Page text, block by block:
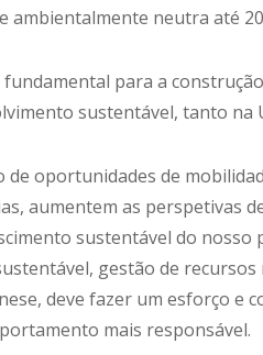
ambientalmente neutra até
para a
sustentável, tanto na
oportunidades de
aumentem as perspetivas
sustentável do nosso
gestão de
deve fazer um esforço
mais responsável.